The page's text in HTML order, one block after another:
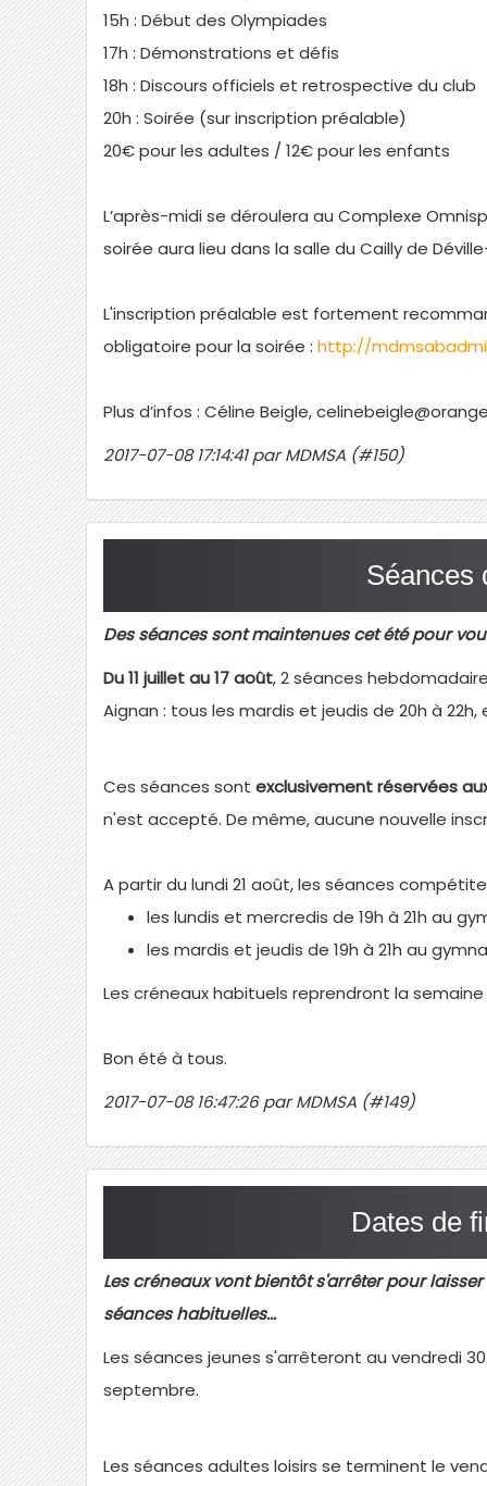
15h : Début des Olympiades
17h : Démonstrations et défis
18h : Discours officiels et retrospective du club
20h : Soirée (sur inscription préalable)
20€ pour les adultes / 12€ pour les enfants
L’après-midi se déroulera au Complexe
soirée aura lieu dans la salle du Cailly de
L'inscription préalable est fortement
obligatoire pour la soirée : http://
Plus d’infos : Céline Beigle,
2017-07-08 17:14:41 par MDMSA (#150)
Séances
Des séances sont maintenues cet été pour
Du 11 juillet au 17 août, 2 séances
Aignan : tous les mardis et jeudis de 20h à
Ces séances sont exclusivement réservées
n'est accepté. De même, aucune nouvelle
A partir du lundi 21 août, les séances
les lundis et mercredis de 19h à 21h au
les mardis et jeudis de 19h à 21h au
Les créneaux habituels reprendront la
Bon été à tous.
2017-07-08 16:47:26 par MDMSA (#149)
Dates de
Les créneaux vont bientôt s'arrêter pour
séances habituelles...
Les séances jeunes s'arrêteront au vendredi
septembre.
Les séances adultes loisirs se terminent le